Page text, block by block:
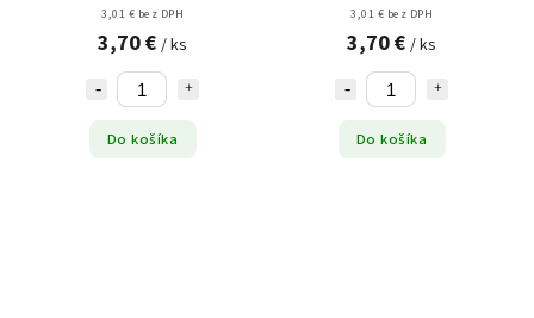
3,01 € bez DPH
3,70 € / ks
Do košíka
3,01 € bez DPH
3,70 € / ks
Do košíka